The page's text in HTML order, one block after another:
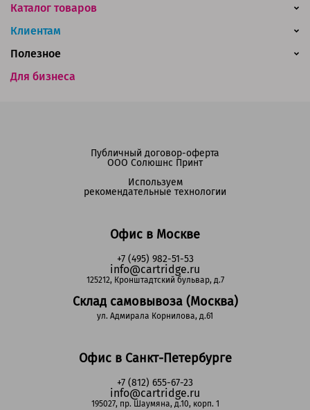
Каталог товаров
Клиентам
Для бизнеса
Полезное
Офис в Москве
+7 (495) 982-51-53
info@cartridge.ru
125212, Кронштадтский бульвар, д.7
Склад самовывоза (Москва)
ул. Адмирала Корнилова, д.61
Офис в Санкт-Петербурге
+7 (812) 655-67-23
info@cartridge.ru
195027, пр. Шаумяна, д.10, корп. 1
Публичный договор-оферта
ООО Солюшнс Принт
Используем
рекомендательные технологии